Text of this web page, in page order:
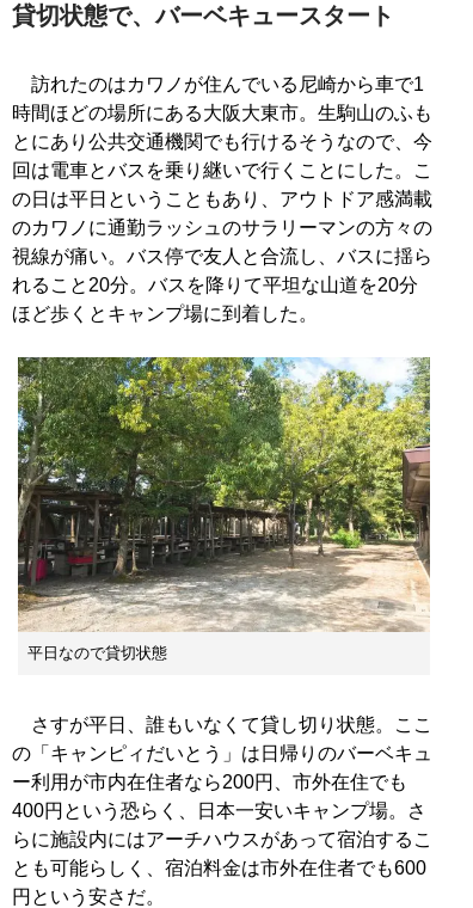
貸切状態で、バーベキュースタート
訪れたのはカワノが住んでいる尼崎から車で1
時間ほどの場所にある大阪大東市。生駒山のふも
とにあり公共交通機関でも行けるそうなので、今
回は電車とバスを乗り継いで行くことにした。こ
の日は平日ということもあり、アウトドア感満載
のカワノに通勤ラッシュのサラリーマンの方々の
視線が痛い。バス停で友人と合流し、バスに揺ら
れること20分。バスを降りて平坦な山道を20分
ほど歩くとキャンプ場に到着した。
平日なので貸切状態
さすが平日、誰もいなくて貸し切り状態。ここ
の「キャンピィだいとう」は日帰りのバーベキュ
ー利用が市内在住者なら200円、市外在住でも
400円という恐らく、日本一安いキャンプ場。さ
らに施設内にはアーチハウスがあって宿泊するこ
とも可能らしく、宿泊料金は市外在住者でも600
円という安さだ。